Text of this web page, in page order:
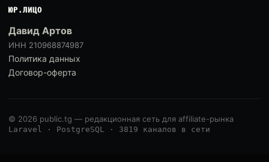
ЮР.ЛИЦО
Давид Артов
ИНН 210968874987
Политика данных
Договор-оферта
© 2026 public.tg — редакционная сеть для affiliate-рынка
Laravel · PostgreSQL · 3819 каналов в сети